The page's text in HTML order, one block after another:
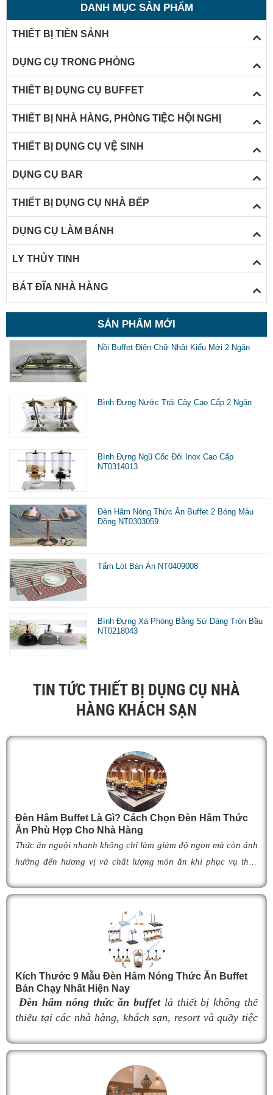
động kinh doanh tiệc buffet
trong nhà hàng. Do vậy, một số
tiêu chuẩn khi lựa chọn dụng cụ
bufet cùng vớiđịa chỉ bán
dụng cụ buffet chât lượng
một không gian nhà hàng đẹp
và chuyên nghiệp.
DANH MỤC SẢN PHẨM
THIẾT BỊ TIỀN SẢNH
DỤNG CỤ TRONG PHÒNG
THIẾT BỊ DỤNG CỤ BUFFET
THIẾT BỊ NHÀ HÀNG, PHÒNG TIỆC HỘI NGHỊ
THIẾT BỊ DỤNG CỤ VỆ SINH
DỤNG CỤ BAR
THIẾT BỊ DỤNG CỤ NHÀ BẾP
DỤNG CỤ LÀM BÁNH
LY THỦY TINH
BÁT ĐĨA NHÀ HÀNG
SẢN PHẨM MỚI
Nồi Buffet Điện Chữ Nhật Kiểu Mới 2 Ngăn
Bình Đựng Nước Trái Cây Cao Cấp 2 Ngăn
Bình Đựng Ngũ Cốc Đôi Inox Cao Cấp
NT0314013
Đèn Hâm Nóng Thức Ăn Buffet 2 Bóng Màu
Đồng NT0303059
Tấm Lót Bàn Ăn NT0409008
Bình Đựng Xà Phòng Bằng Sứ Dáng Tròn Bầu
NT0218043
TIN TỨC THIẾT BỊ DỤNG CỤ NHÀ
HÀNG KHÁCH SẠN
Đèn Hâm Buffet Là Gì? Cách Chọn Đèn Hâm Thức
Ăn Phù Hợp Cho Nhà Hàng
Thức ăn nguội nhanh không chỉ làm giảm độ ngon mà còn ảnh
hưởng đến hương vị và chất lượng món ăn khi phục vụ thực
thành giải pháp được nhiều nhà hàng, khách sạn và khu nghỉ
dưỡng lựa chọn nhờ khả năng giữ cho món ăn luôn ấm nóng,
thơm ngon như vừa mới chế biến. Vậy
tạo như thế nào, hoạt động ra sao và làm thế nào để lựa chọn
èn hâm nóng thức ănphù hợp, giúp tối ưu hiệu
quả giữ nhiệt cũng như nâng cao tính chuyên nghiệp cho
không gian buffet? Hãy cùng tìm hiểu ngay trong bài viết dưới
Kích Thước 9 Mẫu Đèn Hâm Nóng Thức Ăn Buffet
Bán Chạy Nhất Hiện Nay
Đèn hâm nóng thức ăn buffetlà thiết bị không thể
thiếu tại các nhà hàng, khách sạn, resort và quầy tiệc
món ăn luôn nóng hổi, thơm ngon trong suốt thời gian
phục vụ, đèn hâm buffet còn góp phần nâng cao tính
thẩm mỹ và tạo nên sự sang trọng cho khu vực trưng